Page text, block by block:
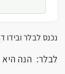
נכנס לבלר ובידו
לבלר: הנה היא